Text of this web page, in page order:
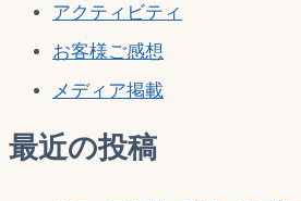
シ
ョ
ン
アクティビティ
お客様ご感想
メディア掲載
最近の投稿